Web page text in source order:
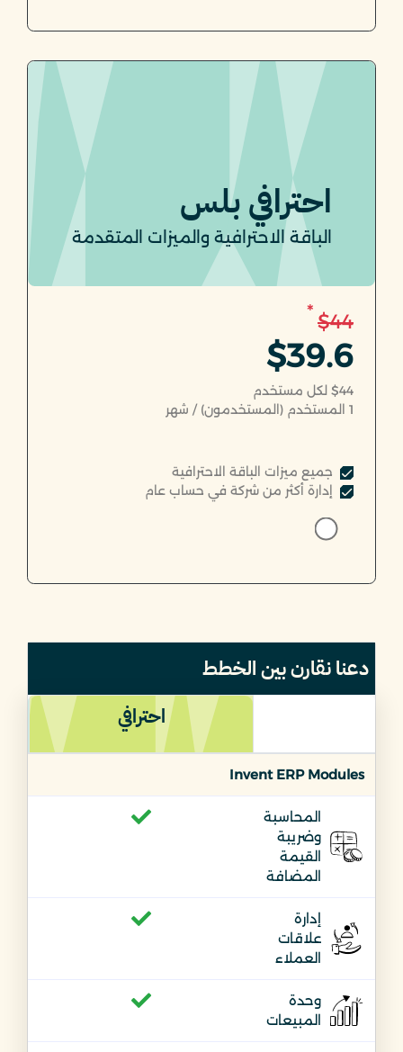
احترافي بلس
الباقة الاحترافية والميزات المتقدمة
$44
*
$39.6
$44 لكل مستخدم
1 المستخدم (المستخدمون) / شهر
جميع ميزات الباقة الاحترافية
إدارة أكثر من شركة في حساب عام
دعنا نقارن بين الخطط
احترافي
Invent ERP Modules
المحاسبة
وضريبة
القيمة
المضافة
إدارة
علاقات
العملاء
وحدة
المبيعات